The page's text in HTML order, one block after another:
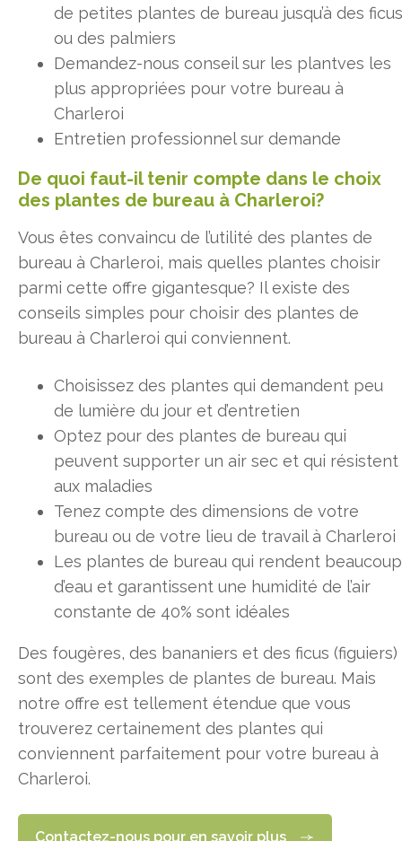
de petites plantes de bureau jusqu’à des ficus
ou des palmiers
Demandez-nous conseil sur les plantves les
plus appropriées pour votre bureau à
Charleroi
Entretien professionnel sur demande
De quoi faut-il tenir compte dans le choix
des plantes de bureau à Charleroi?
Vous êtes convaincu de l’utilité des plantes de
bureau à Charleroi, mais quelles plantes choisir
parmi cette offre gigantesque? Il existe des
conseils simples pour choisir des plantes de
bureau à Charleroi qui conviennent.
Choisissez des plantes qui demandent peu
de lumière du jour et d’entretien
Optez pour des plantes de bureau qui
peuvent supporter un air sec et qui résistent
aux maladies
Tenez compte des dimensions de votre
bureau ou de votre lieu de travail à Charleroi
Les plantes de bureau qui rendent beaucoup
d’eau et garantissent une humidité de l’air
constante de 40% sont idéales
Des fougères, des bananiers et des ficus (figuiers)
sont des exemples de plantes de bureau. Mais
notre offre est tellement étendue que vous
trouverez certainement des plantes qui
conviennent parfaitement pour votre bureau à
Charleroi.
Contactez-nous pour en savoir plus